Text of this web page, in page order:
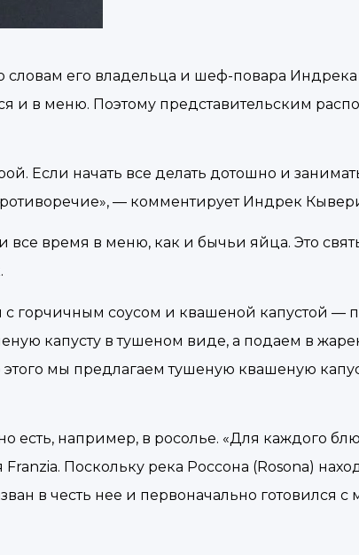
словам его владельца и шеф-повара
и в меню. Поэтому представительским
Если начать все делать дотошно и
— комментирует Индрек
все время в меню, как и бычьи яйца. Это
горчичным соусом и квашеной капустой —
капусту в тушеном виде, а подаем в
мы предлагаем тушеную квашеную
есть, например, в росолье. «Для каждого
Поскольку река Россона (Rosona)
в честь нее и первоначально готовился